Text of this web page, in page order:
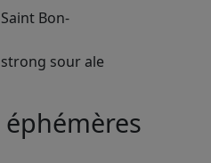
Saint Bon-
sour ale